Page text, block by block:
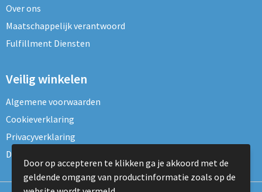
Over ons
Maatschappelijk verantwoord
Fulfillment Diensten
Veilig winkelen
Algemene voorwaarden
Cookieverklaring
Privacyverklaring
Disclaimer
Door op accepteren te klikken ga je akkoord met de
geldende omgang van productinformatie zoals op de